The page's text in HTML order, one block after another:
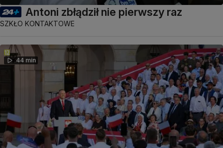
Antoni zbłądził nie pierwszy raz
SZKŁO KONTAKTOWE
44 min